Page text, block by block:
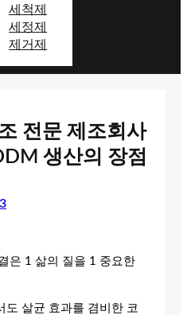
세척제
세정제
제거제
전문 제조회사
생산의 장점
은 1 삶의 질을 1 중요한
도 살균 효과를 겸비한 코